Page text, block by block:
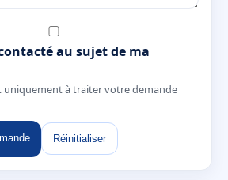
contacté au sujet de ma
uniquement à traiter votre demande
Réinitialiser